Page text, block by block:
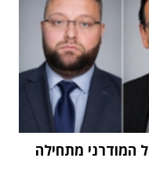
המודרני מתחילה